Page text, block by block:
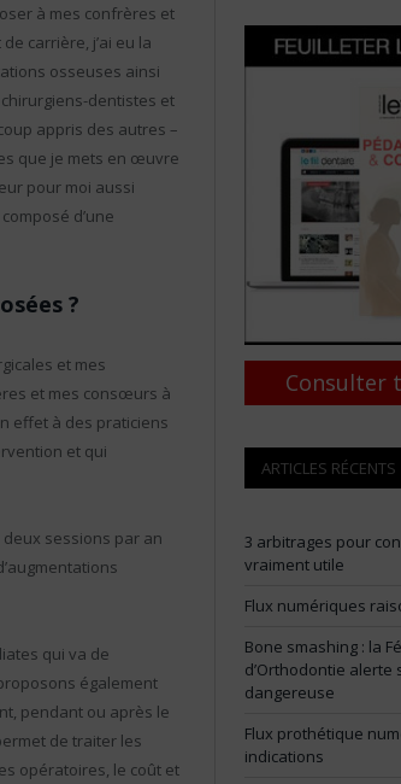
à mes confrères et
carrière, j’ai eu la
osseuses ainsi
dentistes et
appris des autres –
que je mets en œuvre
pour moi aussi
d’une
?
et mes
et mes consœurs à
effet à des praticiens
et qui
sessions par an
qui va de
également
pendant ou après le
de traiter les
opératoires, le coût et
Consulter
ARTICLES RÉCENTS
3 arbitrages pour
vraiment utile
Flux numériques
Bone smashing : la
d’Orthodontie
dangereuse
Flux prothétique
indications